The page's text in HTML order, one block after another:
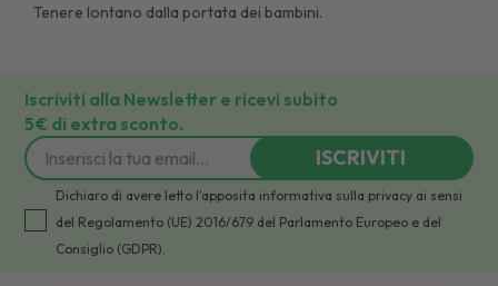
Tenere lontano dalla portata dei bambini.
Iscriviti alla Newsletter e ricevi subito
5€ di extra sconto.
ISCRIVITI
Dichiaro di avere letto l'apposita informativa sulla privacy ai sensi
del Regolamento (UE) 2016/679 del Parlamento Europeo e del
Consiglio (GDPR).